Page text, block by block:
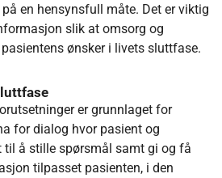
en hensynsfull måte. Det er viktig
slik at omsorg og
ønsker i livets sluttfase.
er grunnlaget for
for dialog hvor pasient og
til å stille spørsmål samt gi og få
tilpasset pasienten, i den